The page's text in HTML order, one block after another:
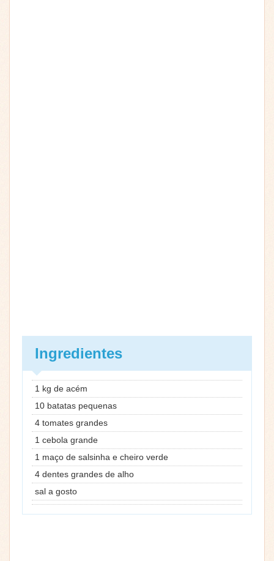
Ingredientes
1 kg de acém
10 batatas pequenas
4 tomates grandes
1 cebola grande
1 maço de salsinha e cheiro verde
4 dentes grandes de alho
sal a gosto